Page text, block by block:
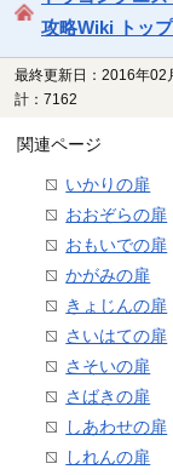
攻略Wiki トッ
最終更新日：2016年02
計：7162
関連ページ
いかりの扉
おおぞらの扉
おもいでの扉
かがみの扉
きょじんの扉
さいはての扉
さそいの扉
さばきの扉
しあわせの扉
しれんの扉